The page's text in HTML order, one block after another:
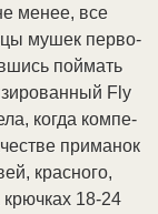
ме­нее, все
му­шек пер­во­
пой­мать
Fly
ко­гда ком­пе­
при­ма­нок
крас­но­го,
крюч­ках 18-24